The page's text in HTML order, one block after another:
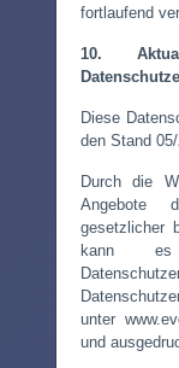
fortlaufend
10.
Diese
den Stand
Durch die
Angebote
gesetzlicher
kann es
unter
und